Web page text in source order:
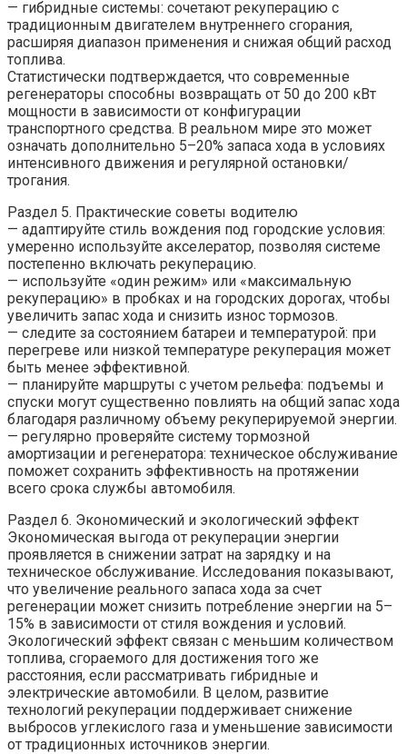
— гибридные системы: сочетают рекуперацию с
традиционным двигателем внутреннего сгорания,
расширяя диапазон применения и снижая общий расход
топлива.
Статистически подтверждается, что современные
регенераторы способны возвращать от 50 до 200 кВт
мощности в зависимости от конфигурации
транспортного средства. В реальном мире это может
означать дополнительно 5–20% запаса хода в условиях
интенсивного движения и регулярной остановки/
трогания.
Раздел 5. Практические советы водителю
— адаптируйте стиль вождения под городские условия:
умеренно используйте акселератор, позволяя системе
постепенно включать рекуперацию.
— используйте «один режим» или «максимальную
рекуперацию» в пробках и на городских дорогах, чтобы
увеличить запас хода и снизить износ тормозов.
— следите за состоянием батареи и температурой: при
перегреве или низкой температуре рекуперация может
быть менее эффективной.
— планируйте маршруты с учетом рельефа: подъемы и
спуски могут существенно повлиять на общий запас хода
благодаря различному объему рекуперируемой энергии.
— регулярно проверяйте систему тормозной
амортизации и регенератора: техническое обслуживание
поможет сохранить эффективность на протяжении
всего срока службы автомобиля.
Раздел 6. Экономический и экологический эффект
Экономическая выгода от рекуперации энергии
проявляется в снижении затрат на зарядку и на
техническое обслуживание. Исследования показывают,
что увеличение реального запаса хода за счет
регенерации может снизить потребление энергии на 5–
15% в зависимости от стиля вождения и условий.
Экологический эффект связан с меньшим количеством
топлива, сгораемого для достижения того же
расстояния, если рассматривать гибридные и
электрические автомобили. В целом, развитие
технологий рекуперации поддерживает снижение
выбросов углекислого газа и уменьшение зависимости
от традиционных источников энергии.